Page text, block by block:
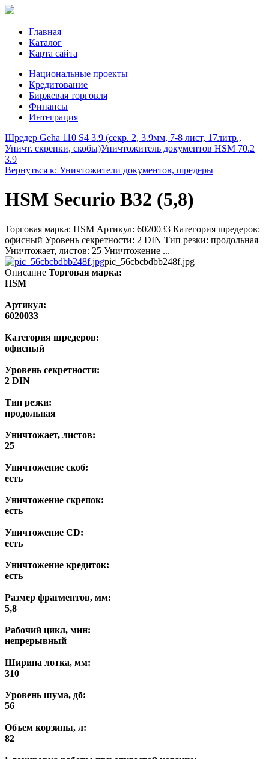
Главная
Каталог
Карта сайта
Национальные проекты
Кредитование
Биржевая торговля
Финансы
Интеграция
Шредер Geha 110 S4 3.9 (секр. 2, 3.9мм, 7-8 лиcт, 17литр.,
Уничт. скрепки, скобы)Уничтожитель документов HSM 70.2
3.9
Вернуться к: Уничтожители документов, шредеры
HSM Securio B32 (5,8)
Торговая марка: HSM Артикул: 6020033 Категория шредеров:
офисный Уровень секретности: 2 DIN Тип резки: продольная
Уничтожает, листов: 25 Уничтожение ...
pic_56cbcbdbb248f.jpg
Описание Торговая марка:
HSM
Артикул:
6020033
Категория шредеров:
офисный
Уровень секретности:
2 DIN
Тип резки:
продольная
Уничтожает, листов:
25
Уничтожение скоб:
есть
Уничтожение скрепок:
есть
Уничтожение CD:
есть
Уничтожение кредиток:
есть
Размер фрагментов, мм:
5,8
Рабочий цикл, мин:
непрерывный
Ширина лотка, мм:
310
Уровень шума, дб:
56
Объем корзины, л:
82